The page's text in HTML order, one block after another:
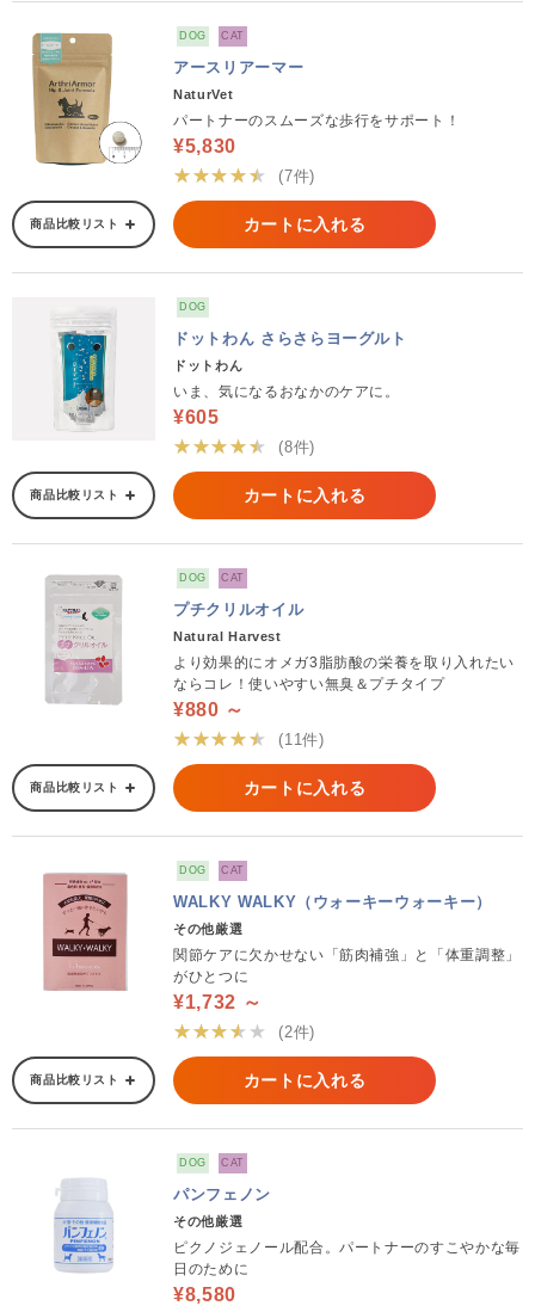
DOG CAT
アースリアーマー
NaturVet
パートナーのスムーズな歩行をサポート！
¥5,830
★★★★★
(7件)
商品比較リスト カートに入れる
DOG
ドットわん さらさらヨーグルト
ドットわん
いま、気になるおなかのケアに。
¥605
★★★★★
(8件)
商品比較リスト カートに入れる
DOG CAT
プチクリルオイル
Natural Harvest
より効果的にオメガ3脂肪酸の栄養を取り入れたい
ならコレ！使いやすい無臭＆プチタイプ
¥880 ～
★★★★★
(11件)
商品比較リスト カートに入れる
DOG CAT
WALKY WALKY（ウォーキーウォーキー）
その他厳選
関節ケアに欠かせない「筋肉補強」と「体重調整」
がひとつに
¥1,732 ～
★★★★★
(2件)
商品比較リスト カートに入れる
DOG CAT
パンフェノン
その他厳選
ピクノジェノール配合。パートナーのすこやかな毎
日のために
¥8,580